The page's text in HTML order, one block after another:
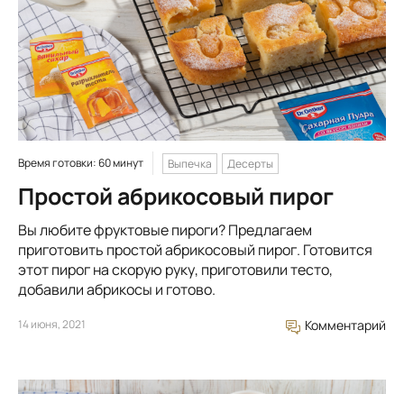
Время готовки: 60 минут Выпечка Десерты
Простой абрикосовый пирог
Вы любите фруктовые пироги? Предлагаем
приготовить простой абрикосовый пирог. Готовится
этот пирог на скорую руку, приготовили тесто,
добавили абрикосы и готово.
14 июня, 2021 Комментарий